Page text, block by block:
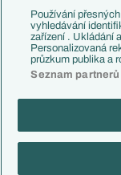
Juventus FC
Bayern Mnichov
FC Barcelona
Real Madrid
Copyright © 2001-2026
Používání
vyhledávání
zařízení . Ukládání
Personalizovaná
průzkum publika a
Seznam